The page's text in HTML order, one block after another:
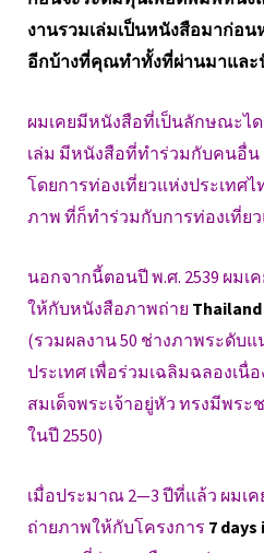
งานรวมเล่มเป็นหนังสือมาก่อน
อีกบ้างที่คุณทำทั้งที่ผ่านมาและ
ผมเคยมีหนังสือที่เป็นลักษณะไ
เล่ม มีหนังสือที่ทำร่วมกับคนอื่น
โดยการท่องเที่ยวแห่งประเทศ
ภาพ ที่ก็ทำร่วมกับการท่องเที่ย
นอกจากนี้ตอนปี พ.ศ. 2539 ผม
ให้กับหนังสือภาพถ่าย Thailand
(รวมผลงาน 50 ช่างภาพระดับ
ประเทศ เพื่อร่วมเฉลิมฉลองเนื่
สมเด็จพระเจ้าอยู่หัว ทรงมีพร
ในปี 2550)
เมื่อประมาณ 2—3 ปีที่แล้ว ผมเค
ถ่ายภาพให้กับโครงการ 7 days